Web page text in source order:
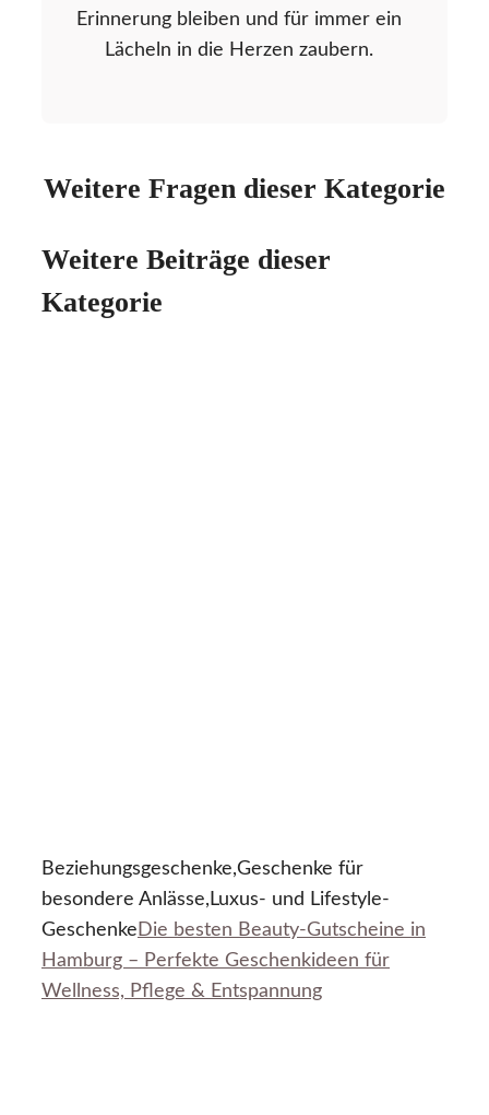
Erinnerung bleiben und für immer ein
Lächeln in die Herzen zaubern.
Weitere Fragen dieser Kategorie
Weitere Beiträge dieser
Kategorie
Beziehungsgeschenke,Geschenke für
besondere Anlässe,Luxus- und Lifestyle-
Geschenke Die besten Beauty-Gutscheine in
Hamburg – Perfekte Geschenkideen für
Wellness, Pflege & Entspannung